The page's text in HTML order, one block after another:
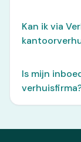
Kan ik via
Is mijn